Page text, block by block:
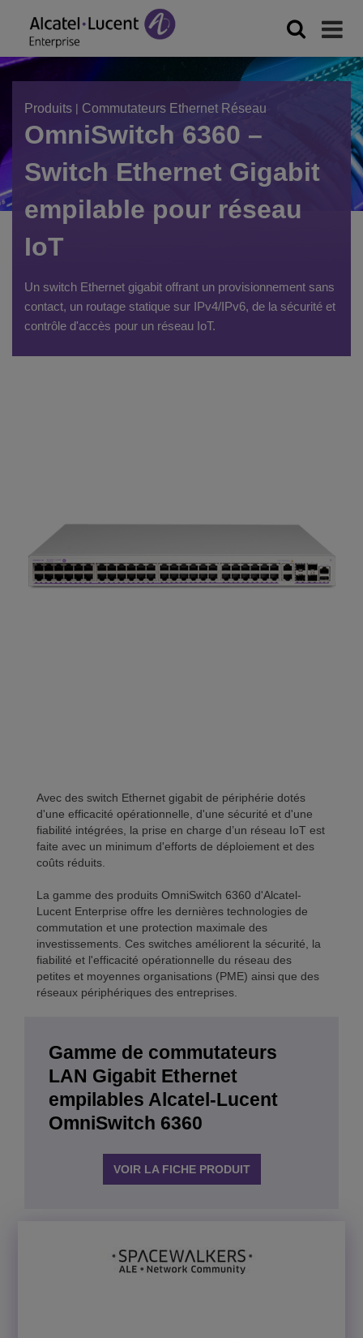
Produits | Commutateurs Ethernet Réseau
OmniSwitch 6360 –
Switch Ethernet Gigabit
empilable pour réseau
IoT
Un switch Ethernet gigabit offrant un provisionnement sans
contact, un routage statique sur IPv4/IPv6, de la sécurité et
contrôle d'accès pour un réseau IoT.
Avec des switch Ethernet gigabit de périphérie dotés
d'une efficacité opérationnelle, d'une sécurité et d'une
fiabilité intégrées, la prise en charge d’un réseau IoT est
faite avec un minimum d'efforts de déploiement et des
coûts réduits.
La gamme des produits OmniSwitch 6360 d'Alcatel-
Lucent Enterprise offre les dernières technologies de
commutation et une protection maximale des
investissements. Ces switches améliorent la sécurité, la
fiabilité et l'efficacité opérationnelle du réseau des
petites et moyennes organisations (PME) ainsi que des
réseaux périphériques des entreprises.
Gamme de commutateurs
LAN Gigabit Ethernet
empilables Alcatel-Lucent
OmniSwitch 6360
VOIR LA FICHE PRODUIT